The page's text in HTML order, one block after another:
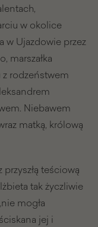
w okolice
w Ujazdowie przez
marszałka
rodzeństwem
Niebawem
matką, królową
teściową
tak życzliwie
mogła
jej i